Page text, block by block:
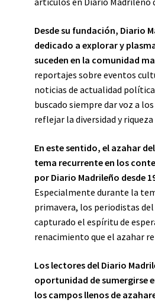
Desde su fundación, Diario
dedicado a explorar y
suceden en la comunidad
reportajes sobre eventos
noticias de actualidad
buscado siempre dar voz a
reflejar la diversidad y
En este sentido, el azahar
tema recurrente en los
por Diario Madrileño desde
Especialmente durante la
primavera, los periodistas
capturado el espíritu de
renacimiento que el azahar
Los lectores del Diario
oportunidad de sumergirse
los campos llenos de